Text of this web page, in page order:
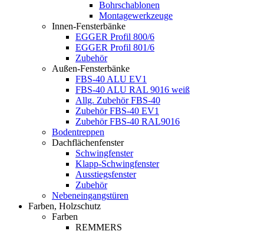
Bohrschablonen
Montagewerkzeuge
Innen-Fensterbänke
EGGER Profil 800/6
EGGER Profil 801/6
Zubehör
Außen-Fensterbänke
FBS-40 ALU EV1
FBS-40 ALU RAL 9016 weiß
Allg. Zubehör FBS-40
Zubehör FBS-40 EV1
Zubehör FBS-40 RAL9016
Bodentreppen
Dachflächenfenster
Schwingfenster
Klapp-Schwingfenster
Ausstiegsfenster
Zubehör
Nebeneingangstüren
Farben, Holzschutz
Farben
REMMERS